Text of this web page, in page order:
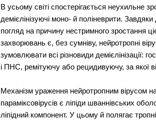
В усьому світі спостерігається неухильне
демієлінізуючі моно- й поліневрити.
погляд на причину нестримного зростання
захворювань є, без сумніву, нейротропні
зумовлювати всі різновиди демієлінізації:
і ПНС, ремітуючу або рецидивуючу, за якої
Механізм ураження нейротропним вірусом
параміксовірусів є ліпіди шваннівських
ліпідний компонент. У цьому й полягає